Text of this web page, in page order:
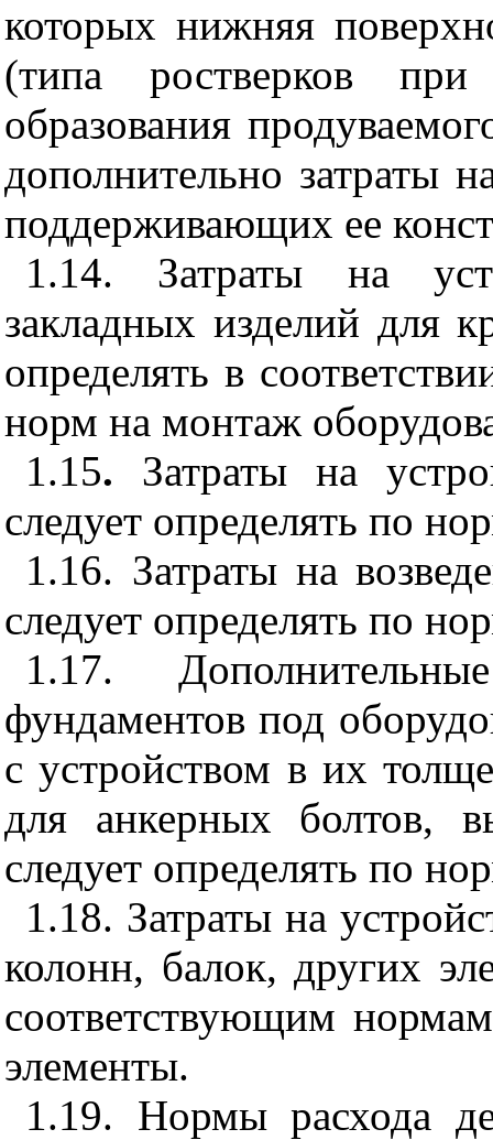
которых нижняя
(типа ростверков
образования
дополнительно затраты
поддерживающих ее
1.14. Затраты на
закладных изделий для
определять в
норм на монтаж
1.15. Затраты на
следует определять по
1.16. Затраты на
следует определять по
1.17.
фундаментов под
с устройством в их
для анкерных болтов,
следует определять по
1.18. Затраты на
колонн, балок, других
соответствующим
элементы.
1.19. Нормы расхода